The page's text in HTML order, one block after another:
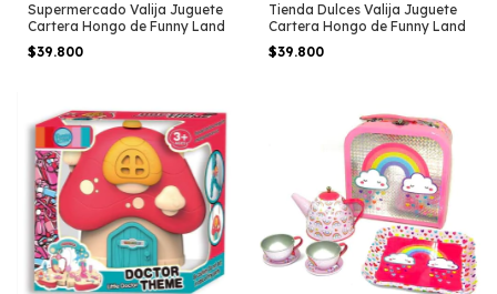
Supermercado Valija Juguete
Cartera Hongo de Funny Land
$39.800
Tienda Dulces Valija Juguete
Cartera Hongo de Funny Land
$39.800